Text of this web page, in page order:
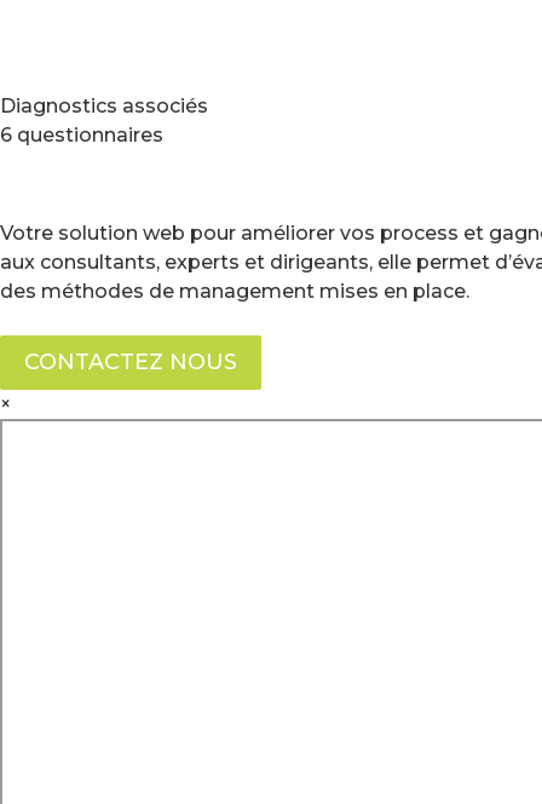
Diagnostics associés
6 questionnaires
Votre solution web pour améliorer vos process et
aux consultants, experts et dirigeants, elle permet
des méthodes de management mises en place.
CONTACTEZ NOUS
×